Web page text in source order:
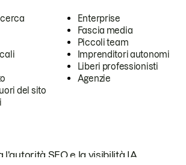
del sito
Enterprise
Fascia media
Piccoli team
Imprenditori autonomi
Liberi professionisti
Agenzie
SEO e la visibilità IA.